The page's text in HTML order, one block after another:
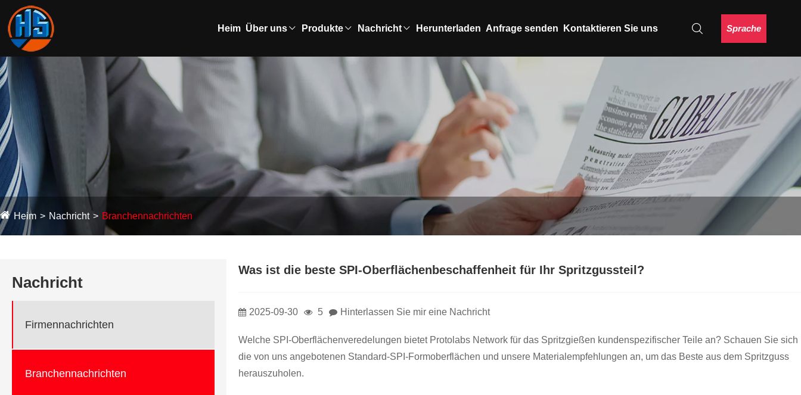
Heim Über uns Produkte Nachricht Herunterladen Anfrage senden Kontaktieren Sie uns Sprache
Heim Nachricht Branchennachrichten
Nachricht
Firmennachrichten
Branchennachrichten
Was ist die beste SPI-Oberflächenbeschaffenheit für Ihr Spritzgussteil?
2025-09-30 5 Hinterlassen Sie mir eine Nachricht
Welche SPI-Oberflächenveredelungen bietet Protolabs Network für das Spritzgießen kundenspezifischer Teile an? Schauen Sie sich
die von uns angebotenen Standard-SPI-Formoberflächen und unsere Materialempfehlungen an, um das Beste aus dem Spritzguss
herauszuholen.